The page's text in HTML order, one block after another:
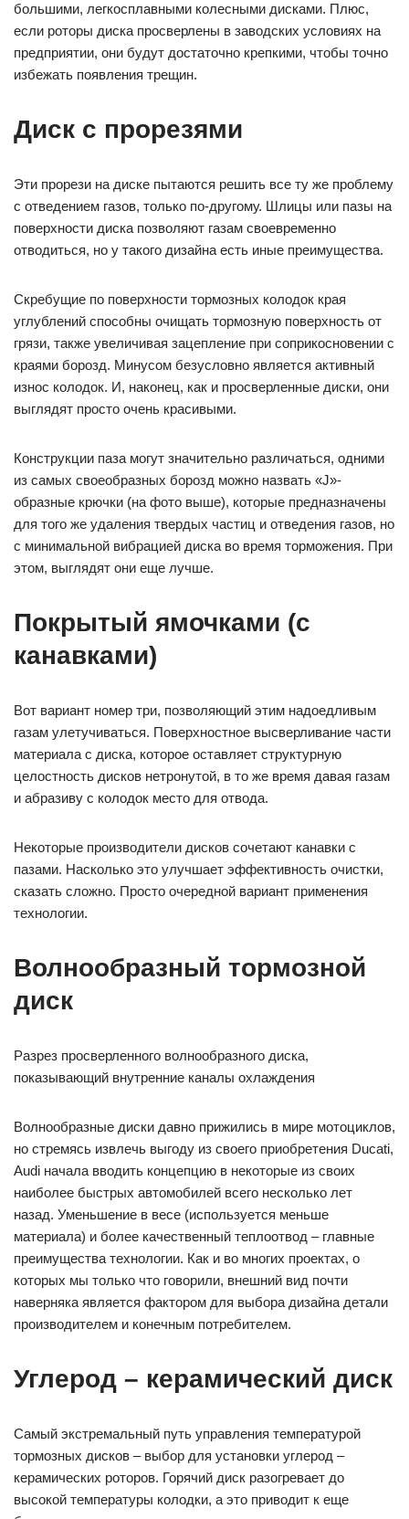
большими, легкосплавными колесными дисками. Плюс,
если роторы диска просверлены в заводских условиях на
предприятии, они будут достаточно крепкими, чтобы точно
избежать появления трещин.
Диск с прорезями
Эти прорези на диске пытаются решить все ту же проблему
с отведением газов, только по-другому. Шлицы или пазы на
поверхности диска позволяют газам своевременно
отводиться, но у такого дизайна есть иные преимущества.
Скребущие по поверхности тормозных колодок края
углублений способны очищать тормозную поверхность от
грязи, также увеличивая зацепление при соприкосновении с
краями борозд. Минусом безусловно является активный
износ колодок. И, наконец, как и просверленные диски, они
выглядят просто очень красивыми.
Конструкции паза могут значительно различаться, одними
из самых своеобразных борозд можно назвать «J»-
образные крючки (на фото выше), которые предназначены
для того же удаления твердых частиц и отведения газов, но
с минимальной вибрацией диска во время торможения. При
этом, выглядят они еще лучше.
Покрытый ямочками (с
канавками)
Вот вариант номер три, позволяющий этим надоедливым
газам улетучиваться. Поверхностное высверливание части
материала с диска, которое оставляет структурную
целостность дисков нетронутой, в то же время давая газам
и абразиву с колодок место для отвода.
Некоторые производители дисков сочетают канавки с
пазами. Насколько это улучшает эффективность очистки,
сказать сложно. Просто очередной вариант применения
технологии.
Волнообразный тормозной
диск
Разрез просверленного волнообразного диска,
показывающий внутренние каналы охлаждения
Волнообразные диски давно прижились в мире мотоциклов,
но стремясь извлечь выгоду из своего приобретения Ducati,
Audi начала вводить концепцию в некоторые из своих
наиболее быстрых автомобилей всего несколько лет
назад. Уменьшение в весе (используется меньше
материала) и более качественный теплоотвод – главные
преимущества технологии. Как и во многих проектах, о
которых мы только что говорили, внешний вид почти
наверняка является фактором для выбора дизайна детали
производителем и конечным потребителем.
Углерод – керамический диск
Самый экстремальный путь управления температурой
тормозных дисков – выбор для установки углерод –
керамических роторов. Горячий диск разогревает до
высокой температуры колодки, а это приводит к еще